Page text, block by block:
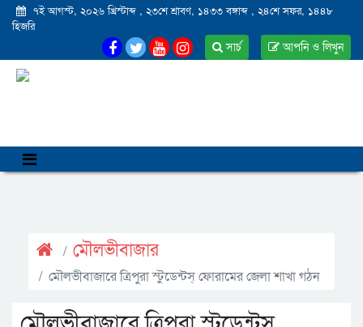
৭ই আগস্ট, ২০২৬ খ্রিস্টাব্দ , ২৩শে শ্রাবণ, ১৪৩৩ বঙ্গাব্দ , ২৪শে সফর, ১৪৪৮
হিজরি
আপনি ও লিখুন
সার্চ
মৌলভীবাজার
মৌলভীবাজারে ত্রিপুরা স্টুডেন্টস্ ফোরামের জেলা শাখা গঠন